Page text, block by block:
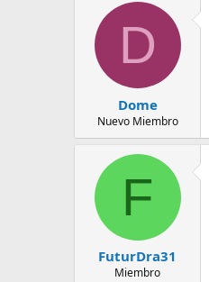
D
Dome
Nuevo Miembro
F
FuturDra31
Miembro